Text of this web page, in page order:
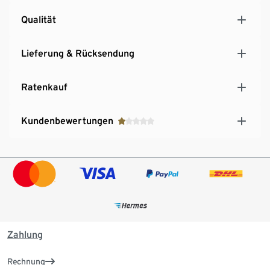
Qualität
Lieferung & Rücksendung
Ratenkauf
Kundenbewertungen
Zahlung
Rechnung